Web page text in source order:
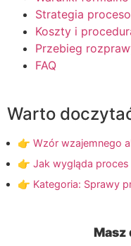
Strategia
Koszty i
Przebieg
FAQ
Warto
👉 Wzór wzajemnego
👉 Jak wygląda
👉 Kategoria: Sprawy
Masz